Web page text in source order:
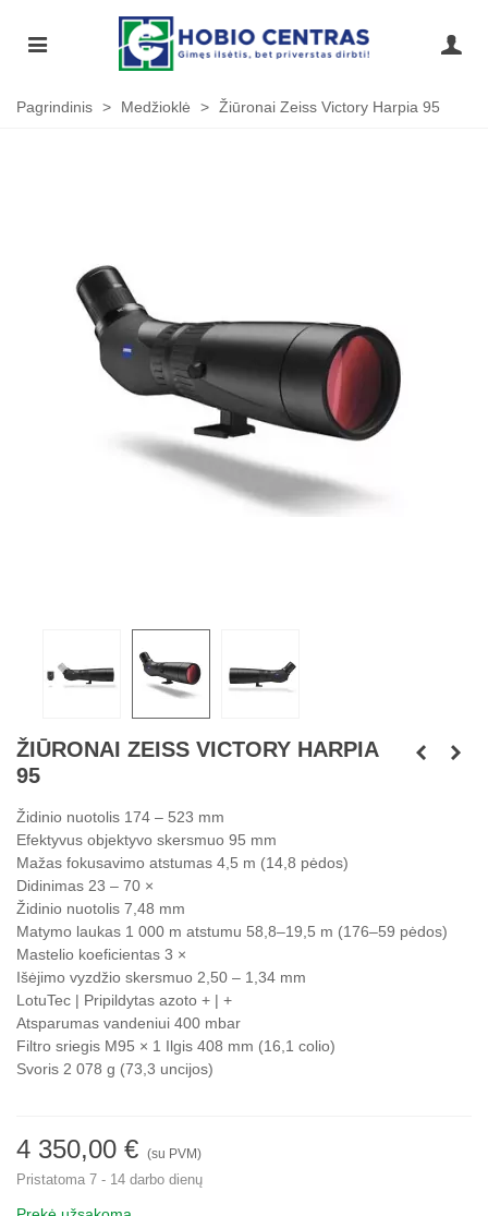
Pagrindinis > Medžioklė > Žiūronai Zeiss Victory Harpia 95
ŽIŪRONAI ZEISS VICTORY HARPIA
95
Židinio nuotolis 174 – 523 mm
Efektyvus objektyvo skersmuo 95 mm
Mažas fokusavimo atstumas 4,5 m (14,8 pėdos)
Didinimas 23 – 70 ×
Židinio nuotolis 7,48 mm
Matymo laukas 1 000 m atstumu 58,8–19,5 m (176–59 pėdos)
Mastelio koeficientas 3 ×
Išėjimo vyzdžio skersmuo 2,50 – 1,34 mm
LotuTec | Pripildytas azoto + | +
Atsparumas vandeniui 400 mbar
Filtro sriegis M95 × 1 Ilgis 408 mm (16,1 colio)
Svoris 2 078 g (73,3 uncijos)
4 350,00 € (su PVM)
Pristatoma 7 - 14 darbo dienų